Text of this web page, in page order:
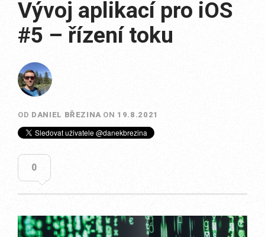
Vývoj aplikací pro iOS
#5 – řízení toku
OD DANIEL BŘEZINA ON 19.8.2021
0